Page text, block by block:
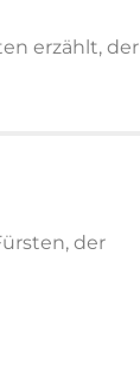
erzählt, der
der